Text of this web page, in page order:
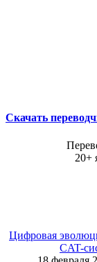
Скачать
20+
Цифровая
CAT-